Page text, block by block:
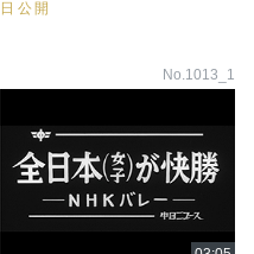
日公開
No.1013_1